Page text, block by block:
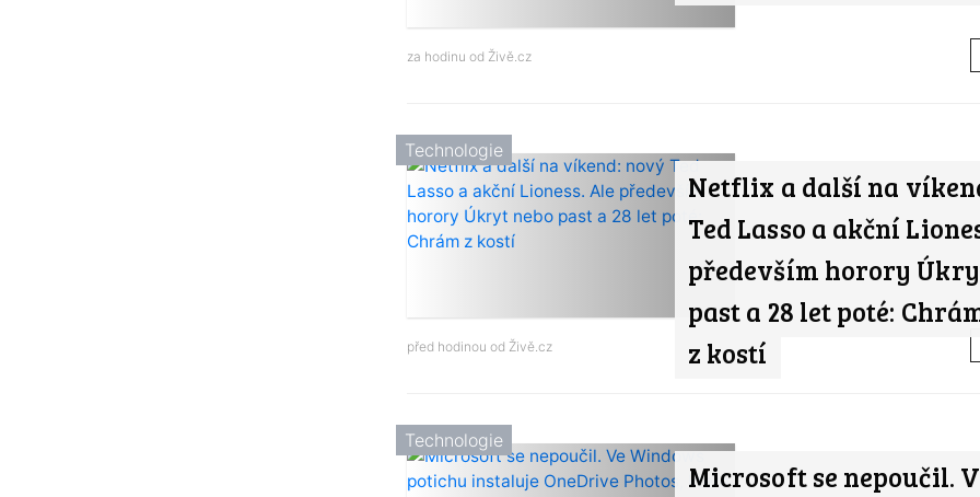
za hodinu od Živě.cz
Netflix a další na
Ted Lasso a akční
především horory
past a 28 let poté:
z kostí
Technologie
před hodinou od Živě.cz
Microsoft se nepoučil.
Technologie